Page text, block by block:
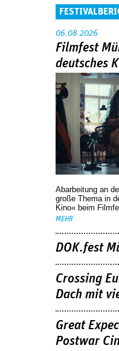
06.08.2026
Filmfest
deutsches
Abarbeitung an
große Thema in
Kino« beim
MEHR
DOK.fest
Crossing
Dach mit
Great
Postwar